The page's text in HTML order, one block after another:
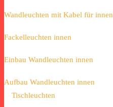
Wandleuchten mit Kabel für innen
Fackelleuchten innen
Einbau Wandleuchten innen
Aufbau Wandleuchten innen
Tischleuchten